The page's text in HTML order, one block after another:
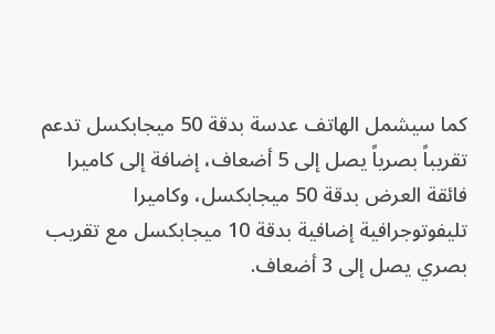
كما سيشمل الهاتف عدسة بدقة 50 ميجابكسل تدعم
تقريباً بصرياً يصل إلى 5 أضعاف، إضافة إلى كاميرا
فائقة العرض بدقة 50 ميجابكسل، وكاميرا
تليفوتوجرافية إضافية بدقة 10 ميجابكسل مع تقريب
بصري يصل إلى 3 أضعاف.